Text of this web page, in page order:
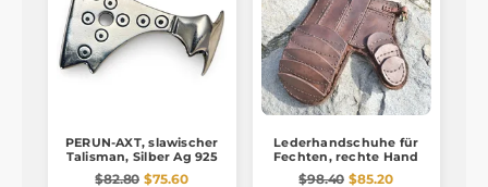
PERUN-AXT, slawischer
Talisman, Silber Ag 925
$82.80 $75.60
Lederhandschuhe für
Fechten, rechte Hand
$98.40 $85.20